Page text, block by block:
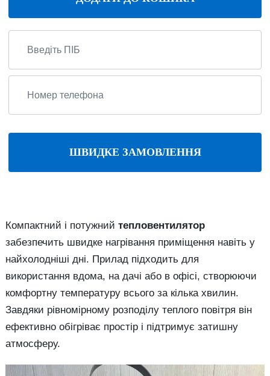
ШВИДКЕ ЗАМОВЛЕННЯ
Компактний і потужний тепловентилятор
забезпечить швидке нагрівання приміщення навіть у
найхолодніші дні. Прилад підходить для
використання вдома, на дачі або в офісі, створюючи
комфортну температуру всього за кілька хвилин.
Завдяки рівномірному розподілу теплого повітря він
ефективно обігріває простір і підтримує затишну
атмосферу.